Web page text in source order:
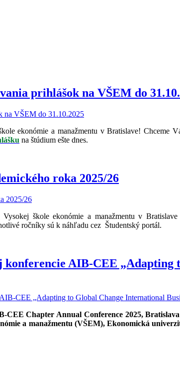
prihlášok na VŠEM do
ekonómie a manažmentu v Bratislave! Chceme
na štúdium ešte dnes.
roka 2025/26
škole ekonómie a manažmentu v Bratislave
ročníky sú k náhľadu cez Študentský portál.
konferencie AIB-CEE
CEE Chapter Annual Conference 2025,
a manažmentu (VŠEM), Ekonomická